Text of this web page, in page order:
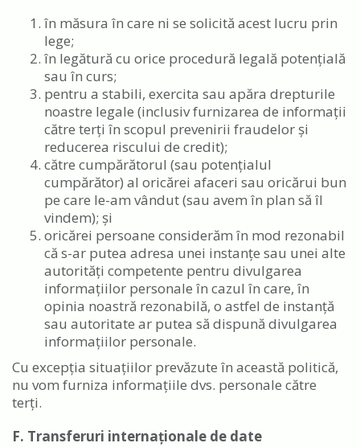
în măsura în care ni se solicită acest lucru prin
lege;
în legătură cu orice procedură legală potențială
sau în curs;
pentru a stabili, exercita sau apăra drepturile
noastre legale (inclusiv furnizarea de informații
către terți în scopul prevenirii fraudelor și
reducerea riscului de credit);
către cumpărătorul (sau potențialul
cumpărător) al oricărei afaceri sau oricărui bun
pe care le-am vândut (sau avem în plan să îl
vindem); și
oricărei persoane considerăm în mod rezonabil
că s-ar putea adresa unei instanțe sau unei alte
autorități competente pentru divulgarea
informațiilor personale în cazul în care, în
opinia noastră rezonabilă, o astfel de instanță
sau autoritate ar putea să dispună divulgarea
informațiilor personale.
Cu excepția situațiilor prevăzute în această politică,
nu vom furniza informațiile dvs. personale către
terți.
F. Transferuri internaționale de date